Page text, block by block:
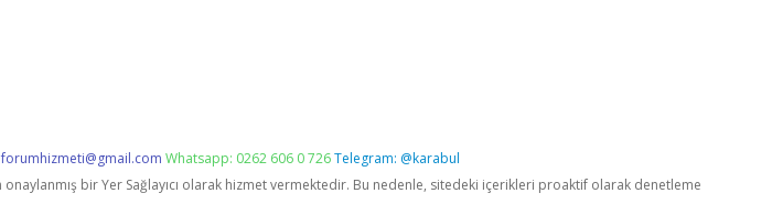
forumhizmeti@gmail.com Whatsapp: 0262 606 0 726Telegram: @karabul
onaylanmış bir Yer Sağlayıcı olarak hizmet vermektedir. Bu nedenle, sitedeki içerikleri proaktif olarak denetleme